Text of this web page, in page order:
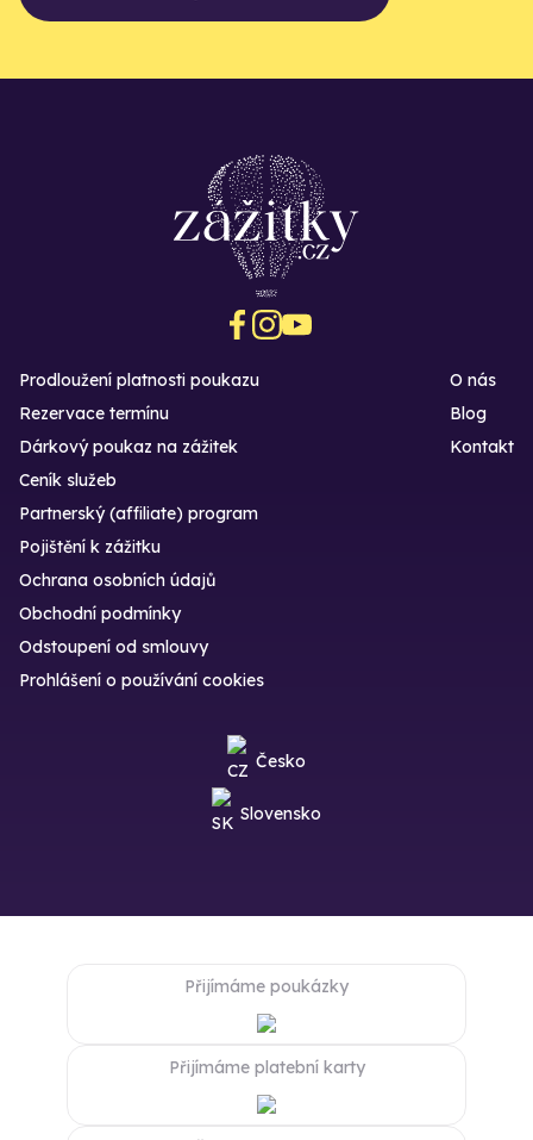
Prodloužení platnosti poukazu
Rezervace termínu
Dárkový poukaz na zážitek
O nás
Blog
Kontakt
Ceník služeb
Partnerský (affiliate) program
Pojištění k zážitku
Ochrana osobních údajů
Obchodní podmínky
Odstoupení od smlouvy
Prohlášení o používání cookies
Česko
Slovensko
Přijímáme poukázky
Přijímáme platební karty